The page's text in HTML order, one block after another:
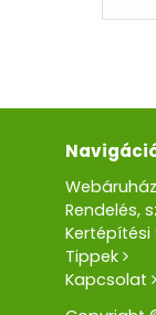
Rendelés,
Tippek
Kapcsolat